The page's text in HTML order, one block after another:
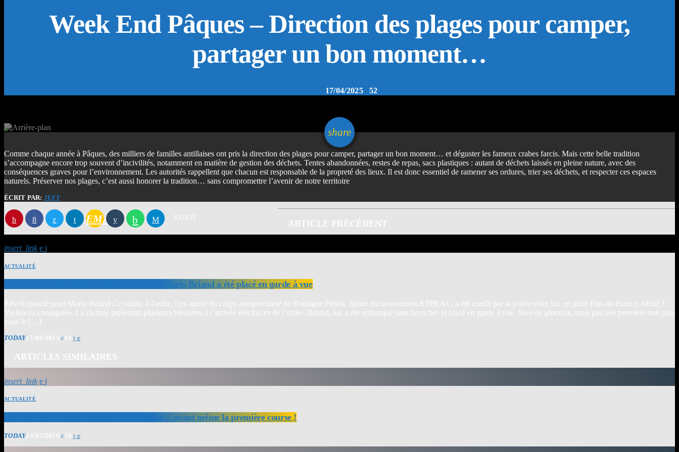
Week End Pâques – Direction des plages pour camper,
partager un bon moment…
17/04/2025 52
share
email
Comme chaque année à Pâques, des milliers de familles antillaises ont pris la direction des plages pour camper, partager un bon moment… et déguster les fameux crabes farcis. Mais cette belle tradition
s’accompagne encore trop souvent d’incivilités, notamment en matière de gestion des déchets. Tentes abandonnées, restes de repas, sacs plastiques : autant de déchets laissés en pleine nature, avec des
conséquences graves pour l’environnement. Les autorités rappellent que chacun est responsable de la propreté des lieux. Il est donc essentiel de ramener ses ordures, trier ses déchets, et respecter ces espaces
naturels. Préserver nos plages, c’est aussi honorer la tradition… sans compromettre l’avenir de notre territoire
ÉCRIT PAR: JEFF
EMAIL RATE IT
ARTICLE PRÉCÉDENT
insert_link
ACTUALITÉ
Le garde du corps du leader du RPPRAC Mario Briand a été placé en garde à vue
Réveil musclé pour Mario Briand Ce matin, à l’aube, l’ex-garde du corps autoproclamé de Rodrigue Petitot, figure du mouvement RPPRAC, a été cueilli par la police chez lui, en plein Fort-de-France. Motif ?
Violences conjugales. La victime présentait plusieurs blessures à l’arrivée des forces de l’ordre. Briand, lui, a été embarqué sans broncher et placé en garde à vue. Rien de glorieux, mais pas une première non plus
pour le […]
TODAY17/04/2025 44
ARTICLES SIMILAIRES
insert_link
ACTUALITÉ
Tour des yoles : le départ pourrait tanguer… avant même la première course !
TODAY24/07/2026 38